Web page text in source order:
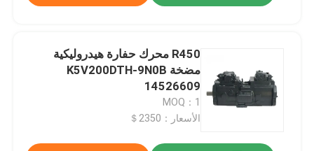
R450 محرك حفارة هيدروليكية
مضخة K5V200DTH-9N0B
14526609
MOQ：1
الأسعار：2350＄